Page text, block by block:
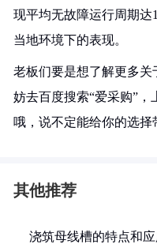
现平均无故障运行周期达
当地环境下的表现。
老板们要是想了解更多
妨去百度搜索“爱采购”
哦，说不定能给你的选择
其他推荐
浇筑母线槽的特点和